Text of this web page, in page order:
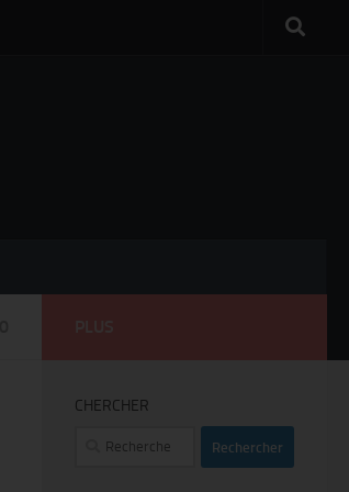
CHERCHER
Rechercher :